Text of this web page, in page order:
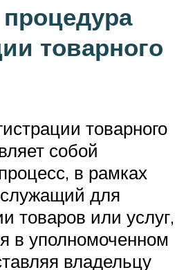
товарного
товарного
собой
в рамках
служащий для
товаров или услуг,
в уполномоченном
владельцу